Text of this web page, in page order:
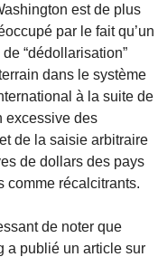
est de plus
par le fait qu’un
“dédollarisation”
dans le système
à la suite de
excessive des
de la saisie arbitraire
de dollars des pays
comme récalcitrants.
de noter que
a publié un article sur